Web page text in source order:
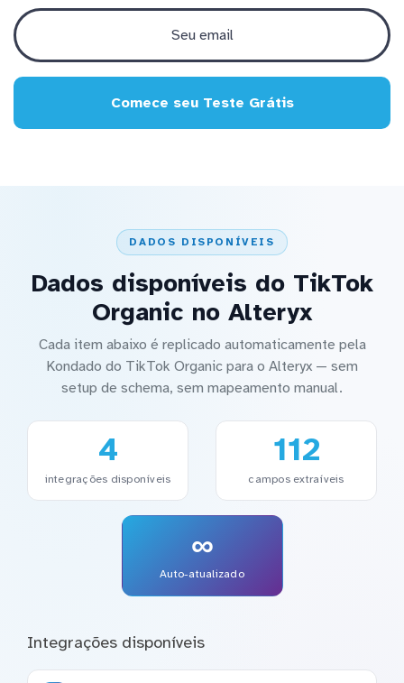
Comece seu Teste Grátis
DADOS DISPONÍVEIS
Dados disponíveis do TikTok
Organic no Alteryx
Cada item abaixo é replicado automaticamente pela
Kondado do TikTok Organic para o Alteryx — sem
setup de schema, sem mapeamento manual.
4
integrações disponíveis
112
campos extraíveis
∞
Auto-atualizado
Integrações disponíveis